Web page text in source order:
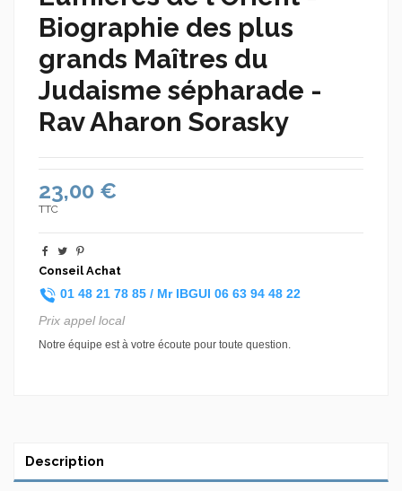
Biographie des plus
grands Maîtres du
Judaisme sépharade -
Rav Aharon Sorasky
23,00 €
TTC
Conseil Achat
01 48 21 78 85 / Mr IBGUI 06 63 94 48 22
Prix appel local
Notre équipe est à votre écoute pour toute question.
Description